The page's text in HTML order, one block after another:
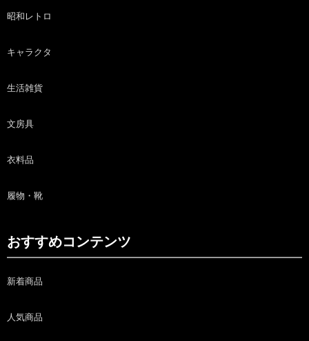
昭和レトロ
キャラクタ
生活雑貨
文房具
衣料品
履物・靴
おすすめコンテンツ
新着商品
人気商品